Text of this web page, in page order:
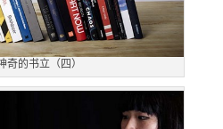
奇的书立（四）